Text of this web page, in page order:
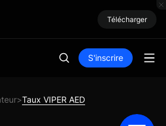
Télécharger
S'inscrire
>Taux VIPER AED